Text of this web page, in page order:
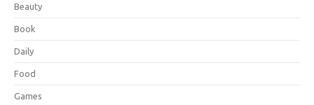
Beauty
Book
Daily
Food
Games